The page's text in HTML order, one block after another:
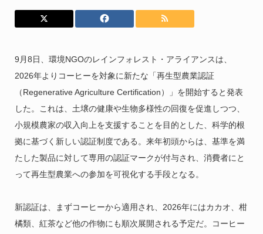
9月8日、環境NGOのレインフォレスト・アライアンスは、
2026年よりコーヒーを対象に新たな「再生型農業認証
（Regenerative Agriculture Certification）」を開始すると発表
した。これは、土壌の健康や生物多様性の回復を促進しつつ、
小規模農家の収入向上を支援することを目的とした、科学的根
拠に基づく新しい認証制度である。来年初頭からは、基準を満
たした製品に対して専用の認証マークが付与され、消費者にと
って再生型農業への参加を可視化する手段となる。
新認証は、まずコーヒーから適用され、2026年にはカカオ、柑
橘類、紅茶など他の作物にも順次展開される予定だ。コーヒー